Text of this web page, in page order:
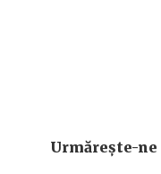
Urmărește-ne